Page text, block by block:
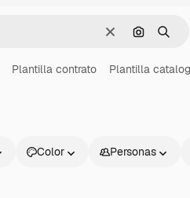
BorrarBuscar
Plantilla contrato Plantilla
Color Personas